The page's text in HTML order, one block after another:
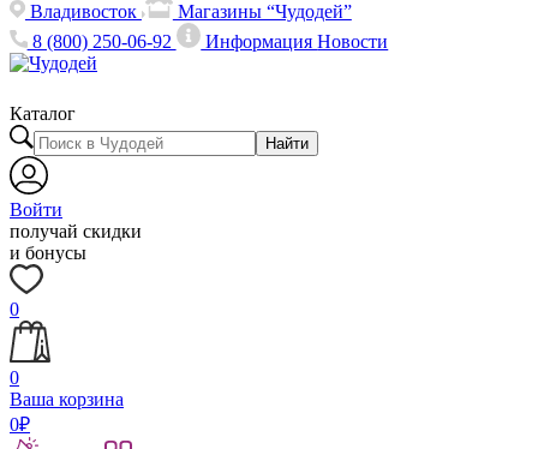
Владивосток
Магазины “Чудодей”
8 (800) 250-06-92
ИнформацияНовости
Каталог
Найти
Войти
получай скидки
и бонусы
0
0
Ваша корзина
0₽